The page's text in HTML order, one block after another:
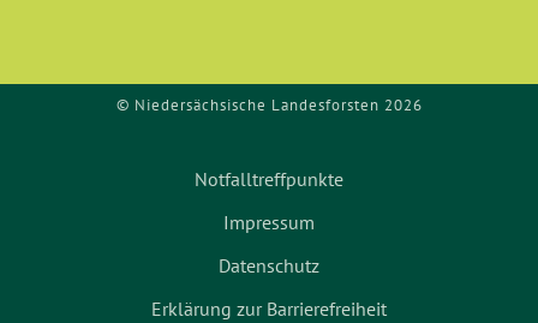
© Niedersächsische Landesforsten 2026
Notfalltreffpunkte
Impressum
Datenschutz
Erklärung zur Barrierefreiheit